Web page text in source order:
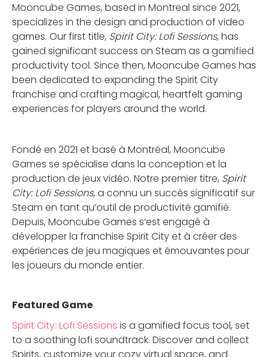
Mooncube Games, based in Montreal since 2021,
specializes in the design and production of video
games. Our first title, Spirit City: Lofi Sessions, has
gained significant success on Steam as a gamified
productivity tool. Since then, Mooncube Games has
been dedicated to expanding the Spirit City
franchise and crafting magical, heartfelt gaming
experiences for players around the world.
Fondé en 2021 et basé à Montréal, Mooncube
Games se spécialise dans la conception et la
production de jeux vidéo. Notre premier titre, Spirit
City: Lofi Sessions, a connu un succès significatif sur
Steam en tant qu’outil de productivité gamifié.
Depuis, Mooncube Games s’est engagé à
développer la franchise Spirit City et à créer des
expériences de jeu magiques et émouvantes pour
les joueurs du monde entier.
Featured Game
Spirit City: Lofi Sessions is a gamified focus tool, set
to a soothing lofi soundtrack. Discover and collect